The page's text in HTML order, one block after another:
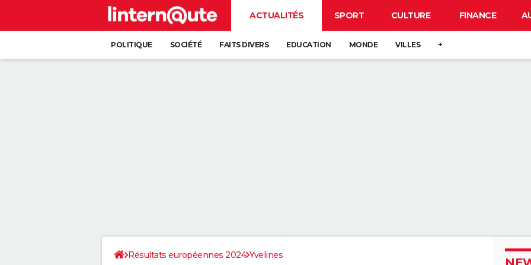
ACTUALITÉS SPORT CULTURE FINANCE
POLITIQUE SOCIÉTÉ FAITS DIVERS EDUCATION MONDE VILLES +
Résultats européennes 2024 Yvelines